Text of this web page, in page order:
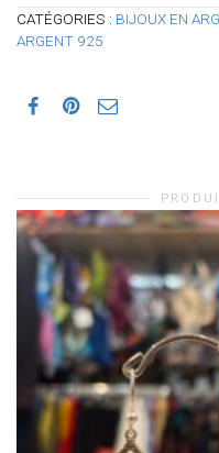
CATÉGORIES : BIJOUX EN
ARGENT 925